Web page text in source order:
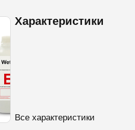
Характеристики
Все характеристики